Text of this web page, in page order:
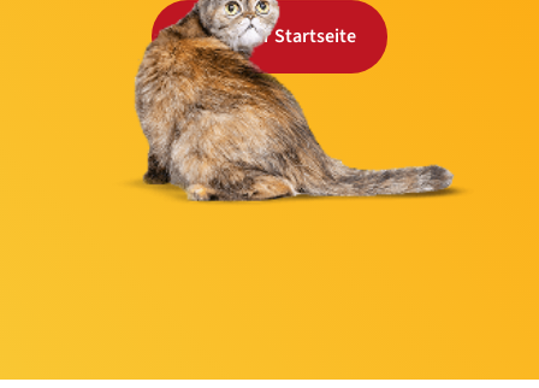
Zurück zur Startseite